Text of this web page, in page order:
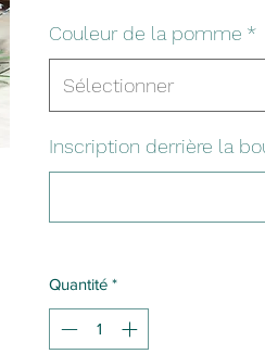
Couleur de la pomme *
Sélectionner
Inscription derrière la
Quantité *